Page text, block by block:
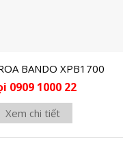
BANDO XPB1700
0909 1000 22
Xem chi tiết